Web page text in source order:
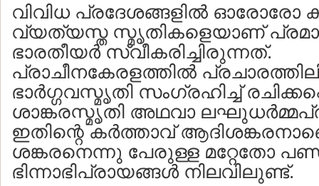
വിവിധ പ്രദേശങ്ങളില്‍ ഓരോരോ
വ്യത്യസ്ത സ്മൃതികളെയാണ്
ഭാരതീയര്‍ സ്വീകരിച്ചിരുന്നത്.
പ്രാചീനകേരളത്തില്‍
ഭാര്‍ഗ്ഗവസ്മൃതി സംഗ്രഹിച്ച്
ശാങ്കരസ്മൃതി അഥവാ
ഇതിന്റെ കര്‍ത്താവ്
ശങ്കരനെന്നു പേരുള്ള മറ്റേതോ
ഭിന്നാഭിപ്രായങ്ങള്‍ നിലവിലുണ്ട്.